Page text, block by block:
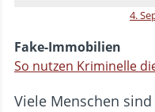
4.
Fake-Immobilien
So nutzen Kriminelle
Viele Menschen